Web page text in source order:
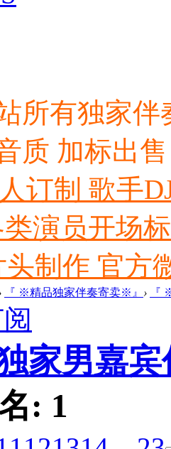
所有独家伴
质 加标出
订制 歌手
演员开场
制作 官方
『 ※精品独家伴奏寄卖※』 › 『
家男嘉
: 1